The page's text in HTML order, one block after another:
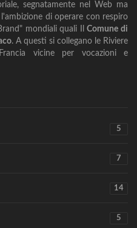
segnatamente nel Web ma
di operare con respiro
mondiali quali IlComune di
. A questi si collegano le Riviere
vicine per vocazioni e
5
7
14
5